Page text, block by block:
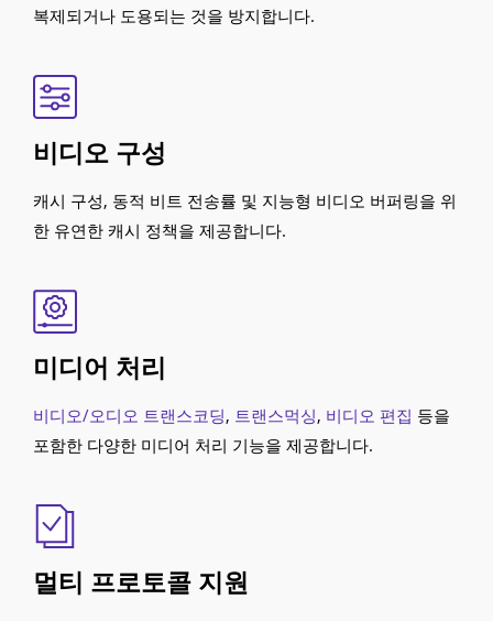
복제되거나 도용되는 것을 방지합니다.
비디오 구성
캐시 구성, 동적 비트 전송률 및 지능형 비디오 버퍼링을 위
한 유연한 캐시 정책을 제공합니다.
미디어 처리
비디오/오디오 트랜스코딩, 트랜스먹싱, 비디오 편집 등을
포함한 다양한 미디어 처리 기능을 제공합니다.
멀티 프로토콜 지원